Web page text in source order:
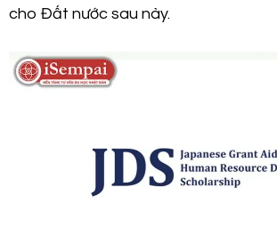
cho Đất nước sau này.